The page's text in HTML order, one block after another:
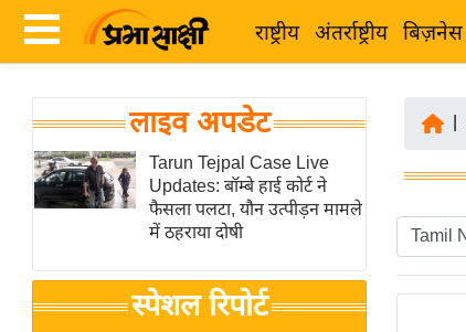
राष्ट्रीय अंतर्राष्ट्रीय बिज़नेस
Latest
News
in
Hindi
News
Live
ता
ख
ब
राष्ट्रीय
अंतर्राष्ट्रीय
लाइव अपडेट
Tarun Tejpal Case Live
Updates: बॉम्बे हाई कोर्ट ने
फैसला पलटा, यौन उत्पीड़न मामले
में ठहराया दोषी
स्पेशल रिपोर्ट